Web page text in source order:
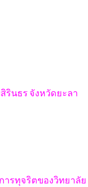
รินธร จังหวัดยะลา
ารทุจริตของวิทยาลัย